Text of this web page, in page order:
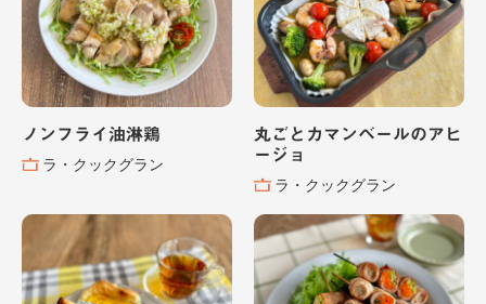
ノンフライ油淋鶏
ラ・クックグラン
丸ごとカマンベールのアヒ
ージョ
ラ・クックグラン